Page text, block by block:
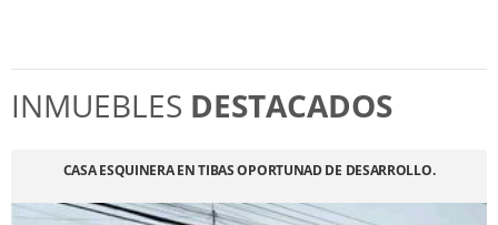
INMUEBLES DESTACADOS
CASA ESQUINERA EN TIBAS OPORTUNAD DE DESARROLLO.